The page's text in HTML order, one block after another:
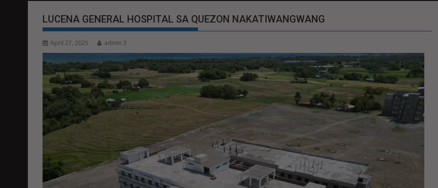
LUCENA GENERAL HOSPITAL SA QUEZON NAKATIWANGWANG
April 27, 2025 admin 3